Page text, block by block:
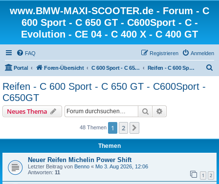
www.BMW-MAXI-SCOOTER.de - Forum - C
600 Sport - C 650 GT - C600Sport - C -
Evolution - CE 04 - C 400 X - C 400 GT
FAQ Anmelden
Registrieren
Portal Foren-Übersicht C 600 Sport - C 650 GT - C 650 Sport Reifen - C 600 Sport - C 650 GT - C600Sport - C650GT
Reifen - C 600 Sport - C 650 GT - C600Sport -
C650GT
Neues Thema Suche
48 Themen 1 2
Themen
Neuer Reifen Michelin Power Shift
Letzter Beitrag von Benno « Mo 3. Aug 2026, 12:06
Antworten: 11 1 2